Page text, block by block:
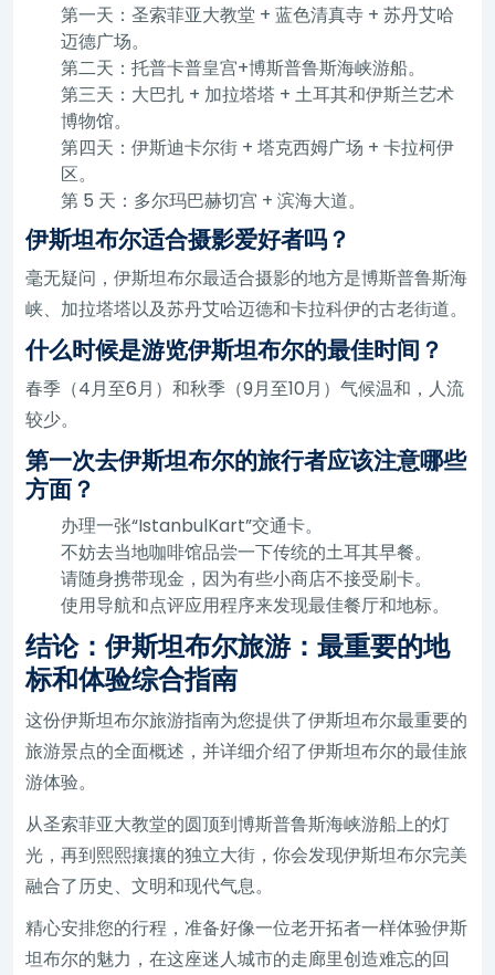
第一天：圣索菲亚大教堂 + 蓝色清真寺 + 苏丹艾哈
迈德广场。
第二天：托普卡普皇宫+博斯普鲁斯海峡游船。
第三天：大巴扎 + 加拉塔塔 + 土耳其和伊斯兰艺术
博物馆。
第四天：伊斯迪卡尔街 + 塔克西姆广场 + 卡拉柯伊
区。
第 5 天：多尔玛巴赫切宫 + 滨海大道。
伊斯坦布尔适合摄影爱好者吗？
毫无疑问，伊斯坦布尔最适合摄影的地方是博斯普鲁斯海
峡、加拉塔塔以及苏丹艾哈迈德和卡拉科伊的古老街道。
什么时候是游览伊斯坦布尔的最佳时间？
春季（4月至6月）和秋季（9月至10月）气候温和，人流
较少。
第一次去伊斯坦布尔的旅行者应该注意哪些
方面？
办理一张“IstanbulKart”交通卡。
不妨去当地咖啡馆品尝一下传统的土耳其早餐。
请随身携带现金，因为有些小商店不接受刷卡。
使用导航和点评应用程序来发现最佳餐厅和地标。
结论：伊斯坦布尔旅游：最重要的地
标和体验综合指南
这份伊斯坦布尔旅游指南为您提供了伊斯坦布尔最重要的
旅游景点的全面概述，并详细介绍了伊斯坦布尔的最佳旅
游体验。
从圣索菲亚大教堂的圆顶到博斯普鲁斯海峡游船上的灯
光，再到熙熙攘攘的独立大街，你会发现伊斯坦布尔完美
融合了历史、文明和现代气息。
精心安排您的行程，准备好像一位老开拓者一样体验伊斯
坦布尔的魅力，在这座迷人城市的走廊里创造难忘的回